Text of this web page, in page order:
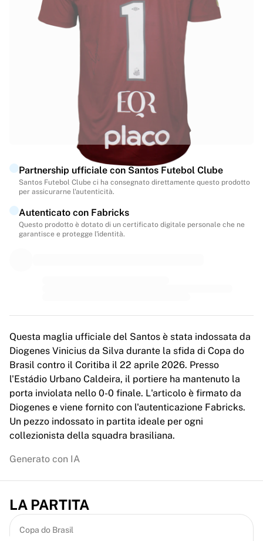
In evidenza
Aste dei Campionati del Mondo
Squadre principali
Paris Saint-Germain
FC Bayern München
Visualizza tutte le squadre
Principali campionati
Campionati del Mondo 2026
Premier League
La Liga
Serie A
OL Lyonnes
Paris Saint-Germain Féminines
Arsenal WFC
Esplora per paese
Basket
Highlights
Charlotte Hornets
Chicago Bulls
Portland Trail Blazers
Le migliori squadre NBA
Charlotte Hornets
Chicago Bulls
Partnership ufficiale con Santos Futebol Clube
Santos Futebol Clube ci ha consegnato direttamente questo prodotto
per assicurarne l'autenticità.
Autenticato con Fabricks
Questo prodotto è dotato di un certificato digitale personale che ne
garantisce e protegge l'identità.
Questa maglia ufficiale del Santos è stata indossata da
Diogenes Vinicius da Silva durante la sfida di Copa do
Brasil contro il Coritiba il 22 aprile 2026. Presso
l'Estádio Urbano Caldeira, il portiere ha mantenuto la
porta inviolata nello 0-0 finale. L'articolo è firmato da
Diogenes e viene fornito con l'autenticazione Fabricks.
Un pezzo indossato in partita ideale per ogni
collezionista della squadra brasiliana.
Generato con IA
LA PARTITA
Copa do Brasil